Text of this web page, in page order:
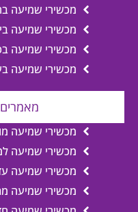
מכשירי שמיעה
מכשירי שמיעה
מכשירי שמיעה
מכשירי שמיעה
מאמרים
מכשירי שמיעה
מכשירי שמיעה
מכשירי שמיעה
מכשירי שמיעה